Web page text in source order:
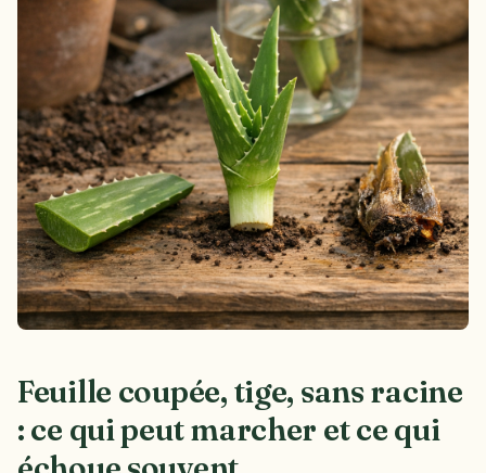
Feuille coupée, tige, sans racine
: ce qui peut marcher et ce qui